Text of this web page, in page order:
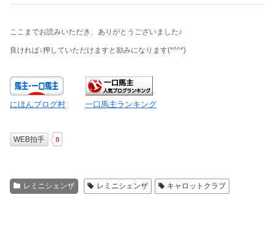
ここまでお読みいただき、ありがとうございました♪
良ければ↓押していただけますと励みになります(*^^*)
にほんブログ村 一口馬主ランキング
WEB拍手 0
レミニシェンザ レミニシェンザ キャロットクラブ